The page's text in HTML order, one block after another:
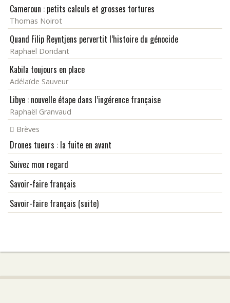
Cameroun : petits calculs et grosses tortures
Thomas Noirot
Quand Filip Reyntjens pervertit l’histoire du génocide
Raphaël Doridant
Kabila toujours en place
Adélaïde Sauveur
Libye : nouvelle étape dans l’ingérence française
Raphaël Granvaud
Brèves
Drones tueurs : la fuite en avant
Suivez mon regard
Savoir-faire français
Savoir-faire français (suite)